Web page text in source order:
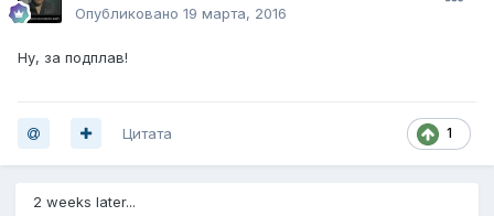
Опубликовано 19 марта, 2016
Ну, за подплав!
1
Цитата
2 weeks later...